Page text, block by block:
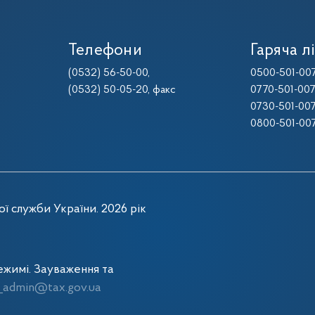
Телефони
(0532) 56-50-00,
(0532) 50-05-20, факс
Гаряча
0500-501-
0770-501-007
0730-501-
0800-501-
служби України. 2026 рік
Зауваження та